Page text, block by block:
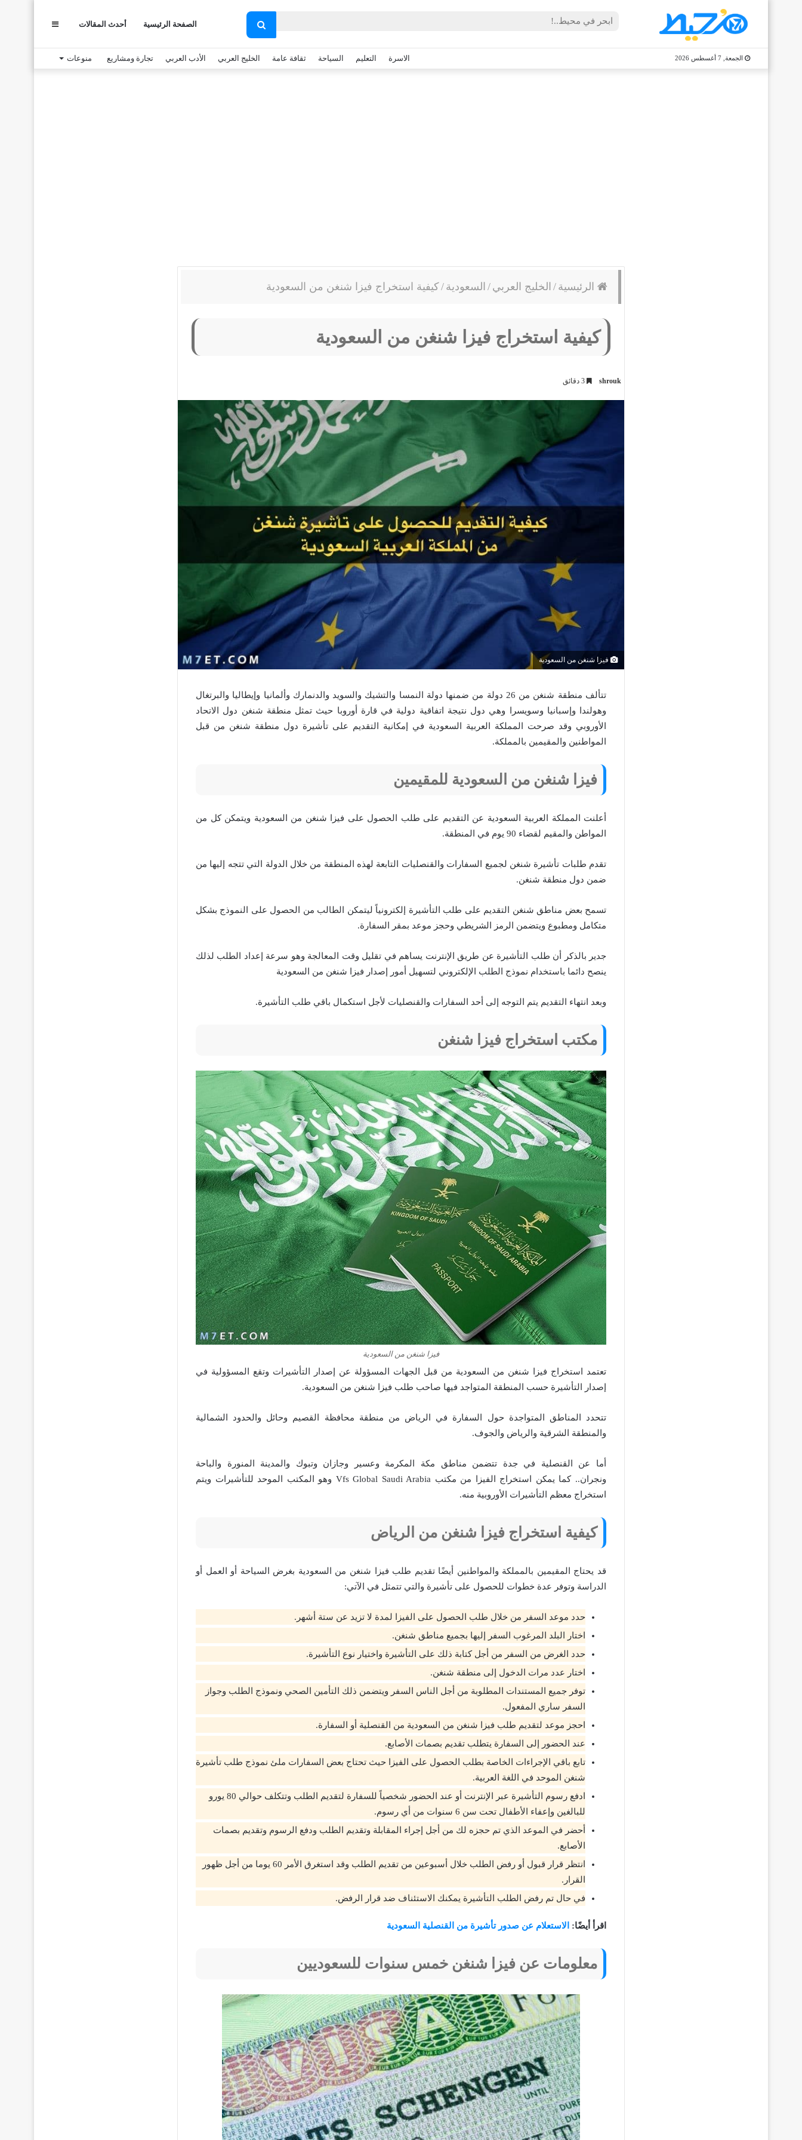
بحث
عن
الصفحة الرئيسية أحدث المقالات
الجمعة, 7 أغسطس 2026 الاسرة التعليم السياحة ثقافة عامة الخليج العربي الأدب العربي تجارة ومشاريع منوعات
الرئيسية / الخليج العربي / السعودية /كيفية استخراج فيزا شنغن من السعودية
كيفية استخراج فيزا شنغن من السعودية
shrouk
فيزا شنغن من السعودية
تتألف منطقة شنغن من 26 دولة من ضمنها دولة النمسا والتشيك والسويد والدنمارك وألمانيا وإيطاليا والبرتغال
وهولندا وإسبانيا وسويسرا وهي دول نتيجة اتفاقية دولية في قارة أوروبا حيث تمثل منطقة شنغن دول الاتحاد
الأوروبي وقد صرحت المملكة العربية السعودية في إمكانية التقديم على تأشيرة دول منطقة شنغن من قبل
المواطنين والمقيمين بالمملكة.
فيزا شنغن من السعودية للمقيمين
أعلنت المملكة العربية السعودية عن التقديم على طلب الحصول على فيزا شنغن من السعودية ويتمكن كل من
المواطن والمقيم لقضاء 90 يوم في المنطقة.
تقدم طلبات تأشيرة شنغن لجميع السفارات والقنصليات التابعة لهذه المنطقة من خلال الدولة التي تتجه إليها من
ضمن دول منطقة شنغن.
تسمح بعض مناطق شنغن التقديم على طلب التأشيرة إلكترونياً ليتمكن الطالب من الحصول على النموذج بشكل
متكامل ومطبوع ويتضمن الرمز الشريطي وحجز موعد بمقر السفارة.
جدير بالذكر أن طلب التأشيرة عن طريق الإنترنت يساهم في تقليل وقت المعالجة وهو سرعة إعداد الطلب لذلك
ينصح دائما باستخدام نموذج الطلب الإلكتروني لتسهيل أمور إصدار فيزا شنغن من السعودية
وبعد انتهاء التقديم يتم التوجه إلى أحد السفارات والقنصليات لأجل استكمال باقي طلب التأشيرة.
مكتب استخراج فيزا شنغن
فيزا شنغن من السعودية
تعتمد استخراج فيزا شنغن من السعودية من قبل الجهات المسؤولة عن إصدار التأشيرات وتقع المسؤولية في
إصدار التأشيرة حسب المنطقة المتواجد فيها صاحب طلب فيزا شنغن من السعودية.
تتحدد المناطق المتواجدة حول السفارة في الرياض من منطقة محافظة القصيم وحائل والحدود الشمالية
والمنطقة الشرقية والرياض والجوف.
أما عن القنصلية في جدة تتضمن مناطق مكة المكرمة وعسير وجازان وتبوك والمدينة المنورة والباحة
ونجران.. كما يمكن استخراج الفيزا من مكتب Vfs Global Saudi Arabia وهو المكتب الموحد للتأشيرات ويتم
استخراج معظم التأشيرات الأوروبية منه.
كيفية استخراج فيزا شنغن من الرياض
قد يحتاج المقيمين بالمملكة والمواطنين أيضًا تقديم طلب فيزا شنغن من السعودية بغرض السياحة أو العمل أو
الدراسة وتوفر عدة خطوات للحصول على تأشيرة والتي تتمثل في الآتي:
حدد موعد السفر من خلال طلب الحصول على الفيزا لمدة لا تزيد عن ستة أشهر.
اختار البلد المرغوب السفر إليها بجميع مناطق شنغن.
حدد الغرض من السفر من أجل كتابة ذلك على التأشيرة واختيار نوع التأشيرة.
اختار عدد مرات الدخول إلى منطقة شنغن.
توفر جميع المستندات المطلوبة من أجل الناس السفر ويتضمن ذلك التأمين الصحي ونموذج الطلب وجواز
السفر ساري المفعول.
احجز موعد لتقديم طلب فيزا شنغن من السعودية من القنصلية أو السفارة.
عند الحضور إلى السفارة يتطلب تقديم بصمات الأصابع.
تابع باقي الإجراءات الخاصة بطلب الحصول على الفيزا حيث تحتاج بعض السفارات ملئ نموذج طلب تأشيرة
شنغن الموحد في اللغة العربية.
ادفع رسوم التأشيرة عبر الإنترنت أو عند الحضور شخصياً للسفارة لتقديم الطلب وتتكلف حوالي 80 يورو
للبالغين وإعفاء الأطفال تحت سن 6 سنوات من أي رسوم.
أحضر في الموعد الذي تم حجزه لك من أجل إجراء المقابلة وتقديم الطلب ودفع الرسوم وتقديم بصمات
الأصابع.
انتظر قرار قبول أو رفض الطلب خلال أسبوعين من تقديم الطلب وقد استغرق الأمر 60 يوما من أجل ظهور
القرار.
في حال تم رفض الطلب التأشيرة يمكنك الاستئناف ضد قرار الرفض.
اقرأ أيضًا: الاستعلام عن صدور تأشيرة من القنصلية السعودية
معلومات عن فيزا شنغن خمس سنوات للسعوديين